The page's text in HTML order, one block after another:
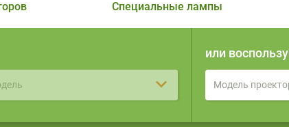
Специальные лампы
или